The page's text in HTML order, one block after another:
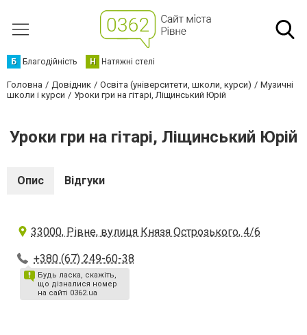
Б Благодійність Н Натяжні стелі
Головна Довідник Освіта (університети, школи, курси)
Музичні
школи і курси
Уроки гри на гітарі, Ліщинський Юрій
Уроки гри на гітарі, Ліщинський Юрій
Опис Відгуки
33000, Рівне, вулиця Князя Острозького, 4/6
+380 (67) 249-60-38
Будь ласка, скажіть,
що дізналися номер
на сайті 0362.ua